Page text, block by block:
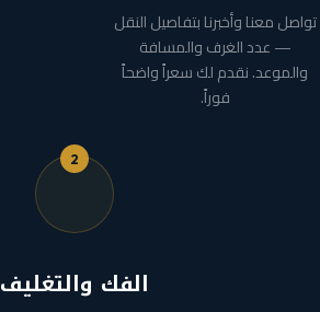
تواصل معنا وأخبرنا بتفاصيل النقل
— عدد الغرف والمسافة
والموعد. نقدم لك سعراً واضحاً
فوراً.
2
الفك والتغليف